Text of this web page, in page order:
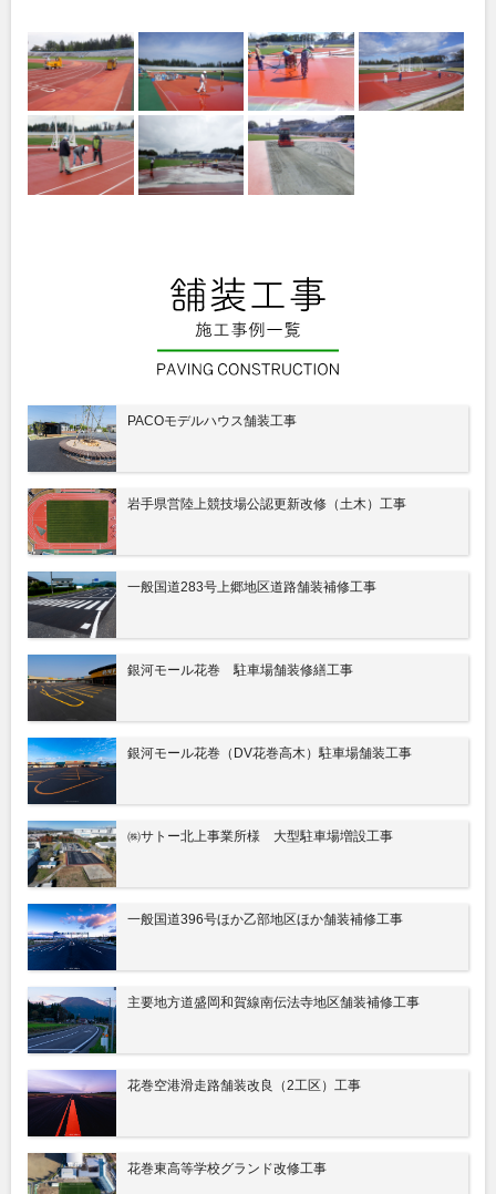
PACOモデルハウス舗装工事
岩手県営陸上競技場公認更新改修（土木）工事
一般国道283号上郷地区道路舗装補修工事
銀河モール花巻 駐車場舗装修繕工事
銀河モール花巻（DV花巻高木）駐車場舗装工事
㈱サトー北上事業所様 大型駐車場増設工事
一般国道396号ほか乙部地区ほか舗装補修工事
主要地方道盛岡和賀線南伝法寺地区舗装補修工事
花巻空港滑走路舗装改良（2工区）工事
花巻東高等学校グランド改修工事